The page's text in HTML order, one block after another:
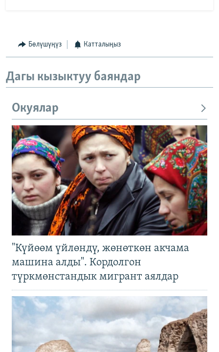
Бөлүшүңүз Катталыңыз
Дагы кызыктуу баяндар
Окуялар
"Күйөөм үйлөндү, жөнөткөн акчама
машина алды". Кордолгон
түркмөнстандык мигрант аялдар